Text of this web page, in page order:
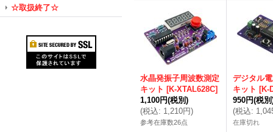
☆取扱終了☆
水晶発振子周波数測定
キット [K-XTAL628C]
1,100円(税別)
(税込: 1,210円)
参考在庫数26点
デジタル
キット [K-
950円(税別
(税込:
在庫切れ